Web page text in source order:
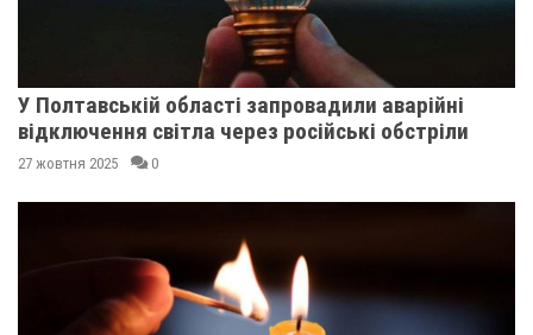
У Полтавській області запровадили аварійні
відключення світла через російські обстріли
27 жовтня 2025 0